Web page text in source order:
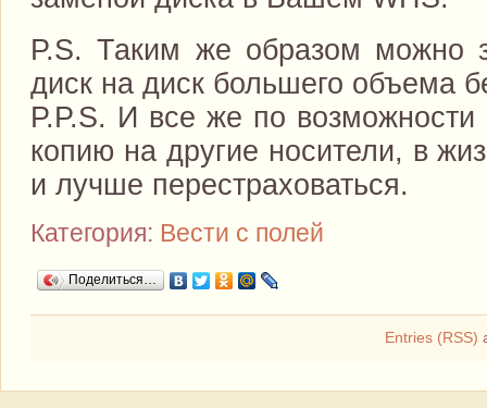
P.S. Таким же образом можно
диск на диск большего объема
P.P.S. И все же по возможности
копию на другие носители, в
и лучше перестраховаться.
Категория: Вести с полей
Поделиться…
Entries (RSS)